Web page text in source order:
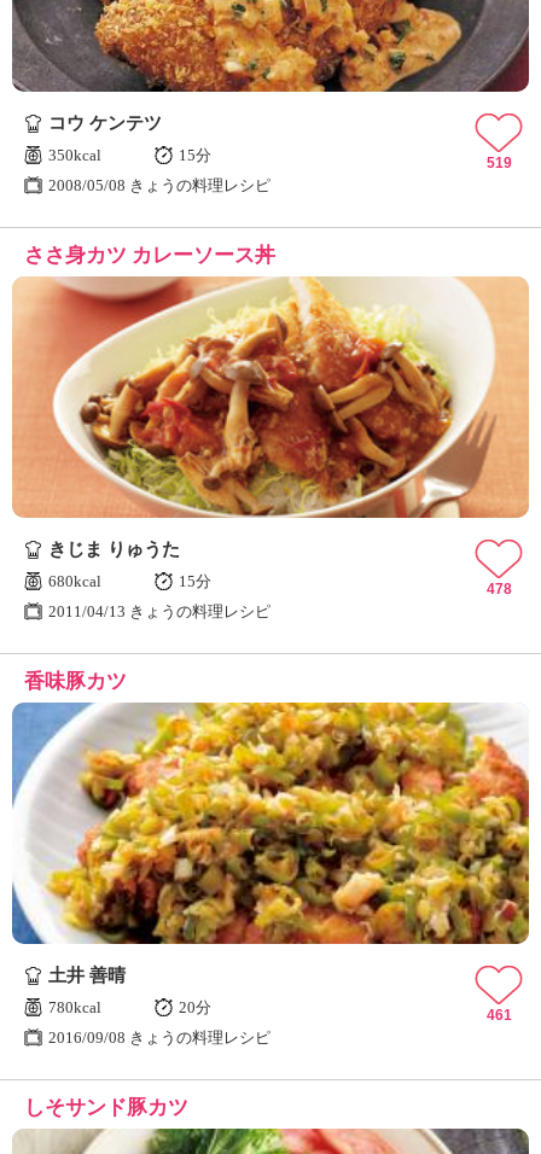
コウ ケンテツ
350kcal
15分
2008/05/08 きょうの料理レシピ
519
ささ身カツ カレーソース丼
きじま りゅうた
680kcal
15分
2011/04/13 きょうの料理レシピ
478
香味豚カツ
土井 善晴
780kcal
20分
2016/09/08 きょうの料理レシピ
461
しそサンド豚カツ